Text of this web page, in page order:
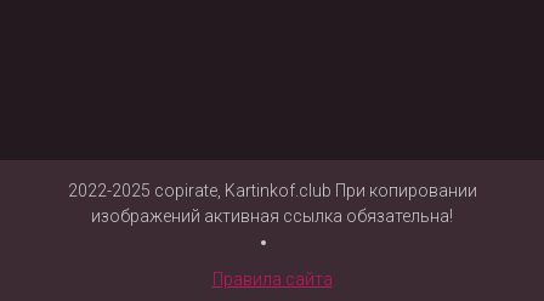
2022-2025 copirate, Kartinkof.club При копировании
изображений активная ссылка обязательна!
Правила сайта